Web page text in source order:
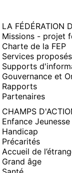
LA FÉDÉRATION
Missions - projet
Charte de la FEP
Services
Supports
Gouvernance et
Rapports
Partenaires
CHAMPS
Enfance Jeunesse
Handicap
Précarités
Accueil de
Grand âge